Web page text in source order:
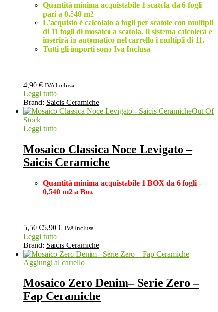
Quantità minima acquistabile 1 scatola da 6 fogli
pari a 0,540 m2
L’acquisto è calcolato a fogli per scatole con multipli
di 11 fogli di mosaico a scatola. Il sistema calcolerà e
inserirà in automatico nel carrello i multipli di 11.
Tutti gli importi sono Iva Inclusa
4,90 € IVA Inclusa
Leggi tutto
Brand: Saicis Ceramiche
Out Of
Stock
Leggi tutto
Mosaico Classica Noce Levigato –
Saicis Ceramiche
Quantità minima acquistabile 1 BOX da 6 fogli –
0,540 m2 a Box
5,50 €5,90€ IVA Inclusa
Leggi tutto
Brand: Saicis Ceramiche
Aggiungi al carrello
Mosaico Zero Denim– Serie Zero –
Fap Ceramiche